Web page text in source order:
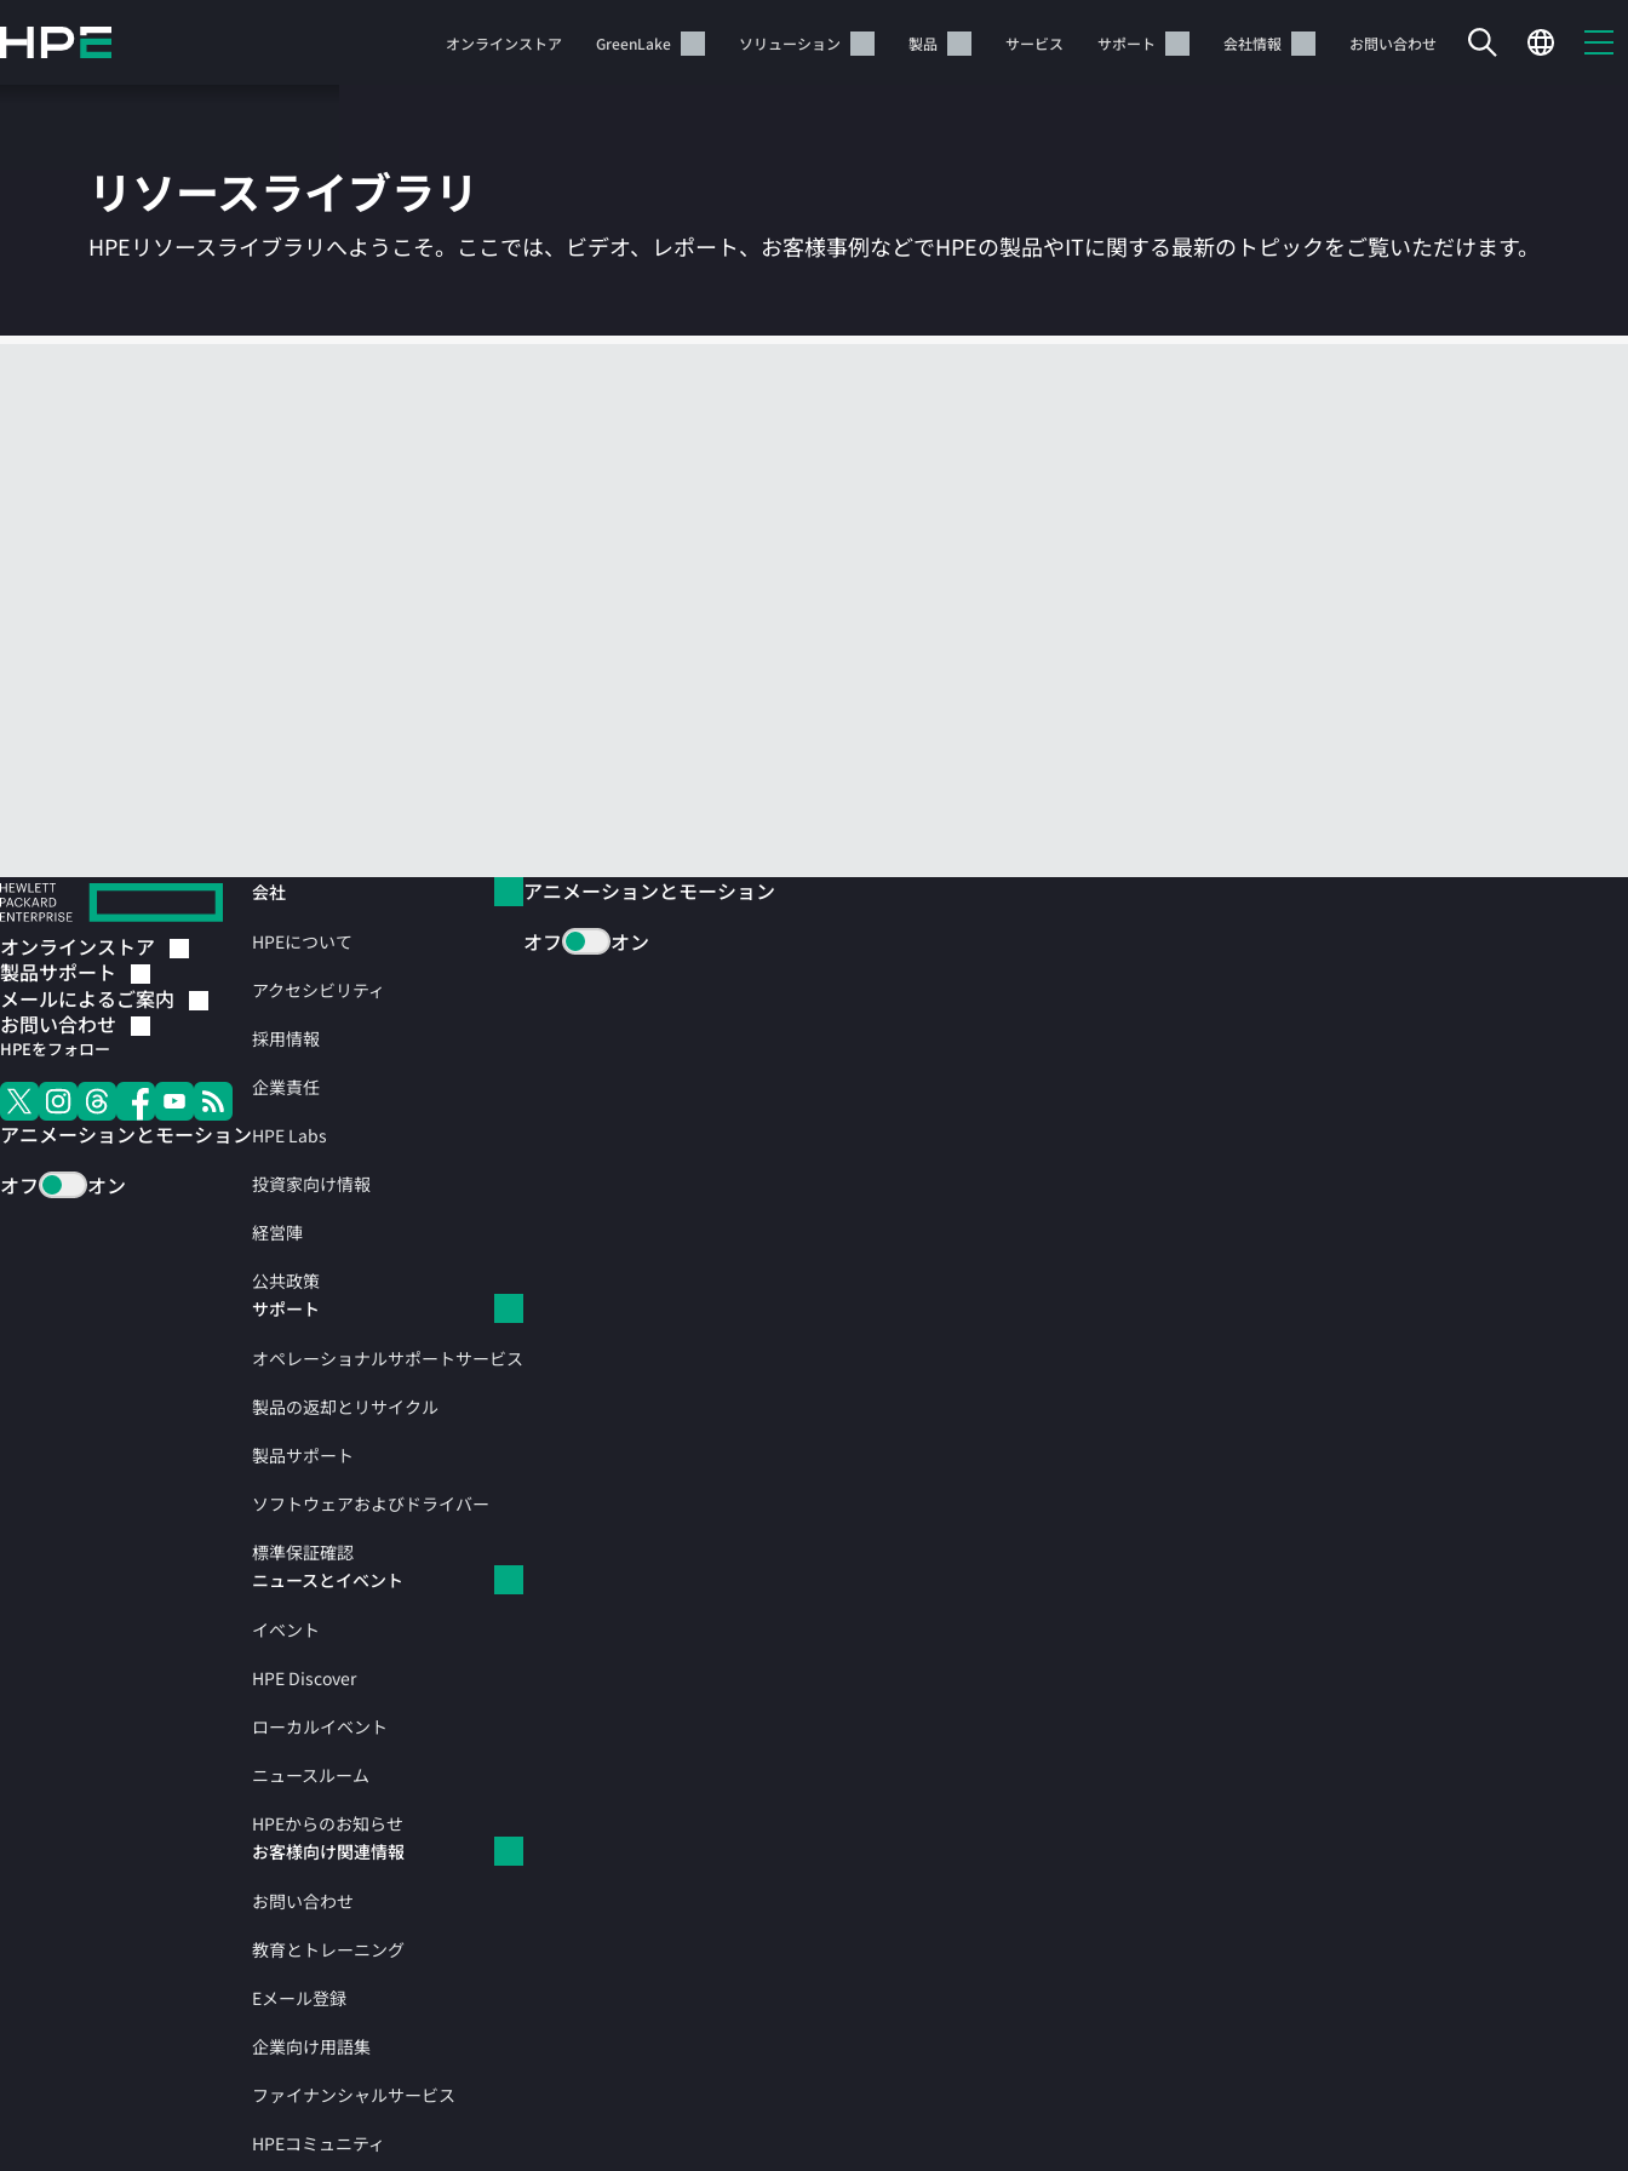
イ
ッ
オンラインストア GreenLake ソリューション 製品 サービス サポート 会社情報 お問い合わせ
カートは空です
リソースライブラリ
HPEリソースライブラリへようこそ。ここでは、ビデオ、レポート、お客様事例などでHPEの製品やITに関する最新のトピックをご覧いただけます。
オンラインストア
製品サポート
メールによるご案内
お問い合わせ
HPEをフォロー
アニメーションとモーション
オフ
オン
会社
HPEについて
アクセシビリティ
採用情報
企業責任
HPE Labs
投資家向け情報
経営陣
公共政策
サポート
オペレーショナルサポートサービス
製品の返却とリサイクル
製品サポート
ソフトウェアおよびドライバー
標準保証確認
ニュースとイベント
イベント
HPE Discover
ローカルイベント
ニュースルーム
HPEからのお知らせ
お客様向け関連情報
お問い合わせ
教育とトレーニング
Eメール登録
企業向け用語集
ファイナンシャルサービス
HPEコミュニティ
アニメーションとモーション
オフ
オン